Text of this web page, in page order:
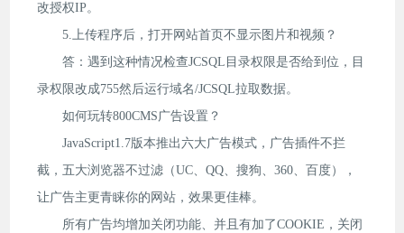
改授权IP。
5.上传程序后，打开网站首页不显示图片和视频？
答：遇到这种情况检查JCSQL目录权限是否给到位，目
录权限改成755然后运行域名/JCSQL拉取数据。
如何玩转800CMS广告设置？
JavaScript1.7版本推出六大广告模式，广告插件不拦
截，五大浏览器不过滤（UC、QQ、搜狗、360、百度），
让广告主更青睐你的网站，效果更佳棒。
所有广告均增加关闭功能、并且有加了COOKIE，关闭